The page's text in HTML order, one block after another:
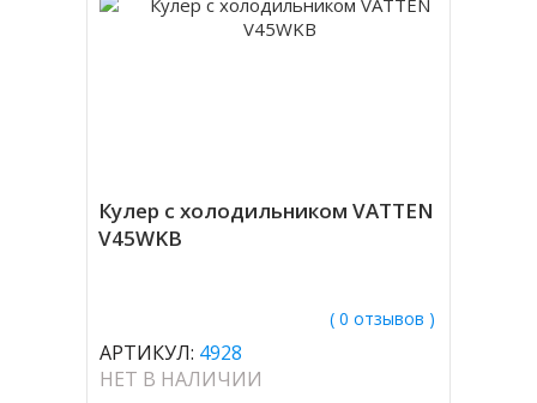
Кулер с холодильником VATTEN
V45WKB
( 0 отзывов )
АРТИКУЛ: 4928
НЕТ В НАЛИЧИИ